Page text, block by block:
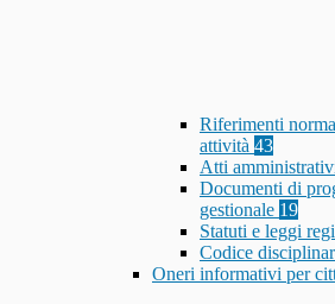
Riferimenti
attività 43
Atti
Documenti di
gestionale 19
Statuti e leggi
Codice
Oneri informativi per